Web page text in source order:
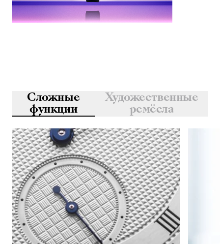
Сложные
функции
Художественные
ремёсла